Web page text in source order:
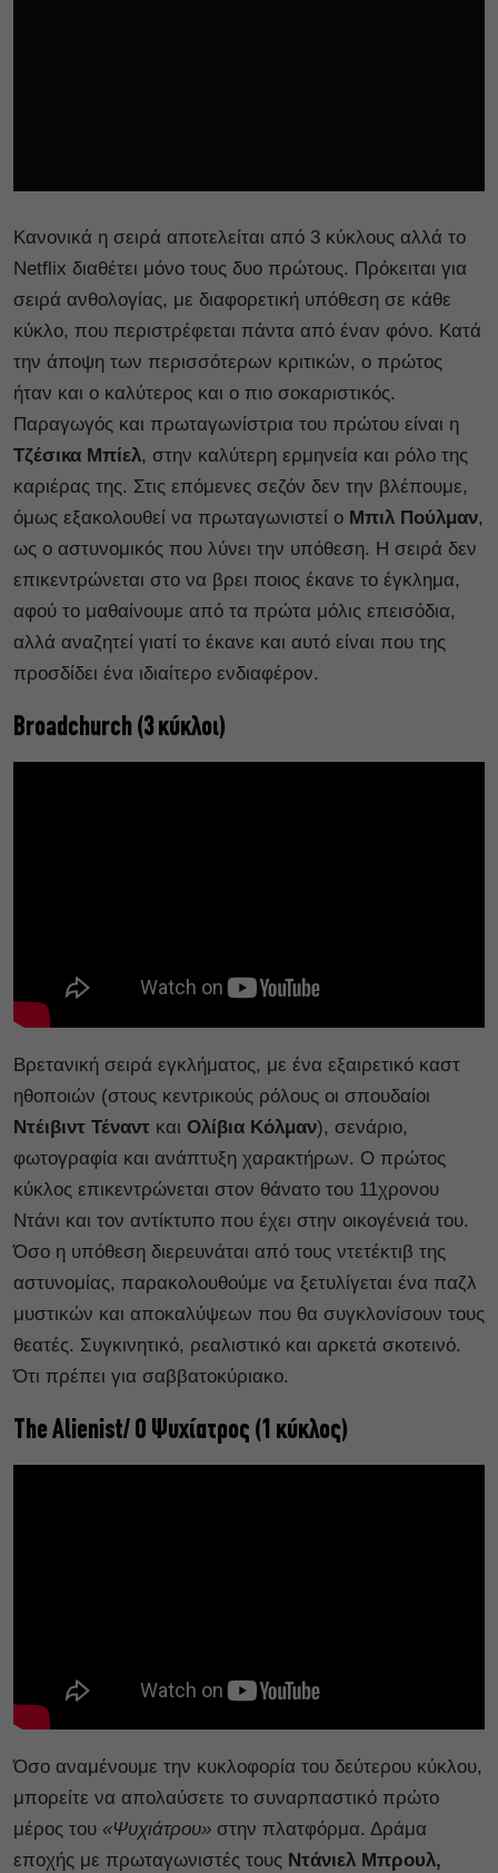
Κανονικά η σειρά αποτελείται από 3 κύκλους αλλά το
Netflix διαθέτει μόνο τους δυο πρώτους. Πρόκειται για
σειρά ανθολογίας, με διαφορετική υπόθεση σε κάθε
κύκλο, που περιστρέφεται πάντα από έναν φόνο. Κατά
την άποψη των περισσότερων κριτικών, ο πρώτος
ήταν και ο καλύτερος και ο πιο σοκαριστικός.
Παραγωγός και πρωταγωνίστρια του πρώτου είναι η
Τζέσικα Μπίελ, στην καλύτερη ερμηνεία και ρόλο της
καριέρας της. Στις επόμενες σεζόν δεν την βλέπουμε,
όμως εξακολουθεί να πρωταγωνιστεί ο Μπιλ Πούλμαν,
ως ο αστυνομικός που λύνει την υπόθεση. Η σειρά δεν
επικεντρώνεται στο να βρει ποιος έκανε το έγκλημα,
αφού το μαθαίνουμε από τα πρώτα μόλις επεισόδια,
αλλά αναζητεί γιατί το έκανε και αυτό είναι που της
προσδίδει ένα ιδιαίτερο ενδιαφέρον.
Broadchurch (3 κύκλοι)
Βρετανική σειρά εγκλήματος, με ένα εξαιρετικό καστ
ηθοποιών (στους κεντρικούς ρόλους οι σπουδαίοι
Ντέιβιντ Τέναντ και Ολίβια Κόλμαν), σενάριο,
φωτογραφία και ανάπτυξη χαρακτήρων. Ο πρώτος
κύκλος επικεντρώνεται στον θάνατο του 11χρονου
Ντάνι και τον αντίκτυπο που έχει στην οικογένειά του.
Όσο η υπόθεση διερευνάται από τους ντετέκτιβ της
αστυνομίας, παρακολουθούμε να ξετυλίγεται ένα παζλ
μυστικών και αποκαλύψεων που θα συγκλονίσουν τους
θεατές. Συγκινητικό, ρεαλιστικό και αρκετά σκοτεινό.
Ότι πρέπει για σαββατοκύριακο.
The Alienist/ Ο Ψυχίατρος (1 κύκλος)
Όσο αναμένουμε την κυκλοφορία του δεύτερου κύκλου,
μπορείτε να απολαύσετε το συναρπαστικό πρώτο
μέρος του «Ψυχιάτρου» στην πλατφόρμα. Δράμα
εποχής με πρωταγωνιστές τους Ντάνιελ Μπρουλ,